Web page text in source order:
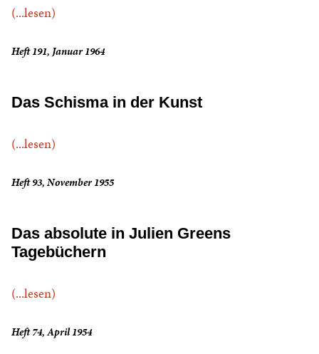
(...lesen)
Heft 191, Januar 1964
Das Schisma in der Kunst
(...lesen)
Heft 93, November 1955
Das absolute in Julien Greens
Tagebüchern
(...lesen)
Heft 74, April 1954